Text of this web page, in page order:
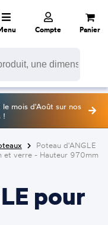
Compte Panier
mois d'Août sur nos
!
Poteau d'ANGLE
et verre - Hauteur 970mm
pour